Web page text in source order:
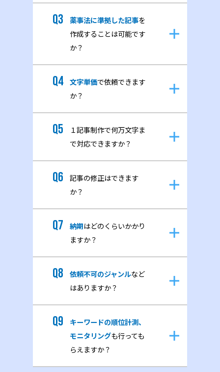
薬事法に準拠した記事を
作成することは可能です
か？
文字単価で依頼できます
か？
１記事制作で何万文字ま
で対応できますか？
記事の修正はできます
か？
納期はどのくらいかかり
ますか？
依頼不可のジャンルなど
はありますか？
キーワードの順位計測、
モニタリングも行っても
らえますか？